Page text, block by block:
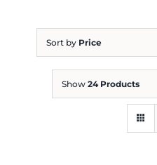
Sort by Price
Show 24 Products